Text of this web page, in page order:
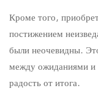
Кроме того,
постижением
были неочевидны.
между ожиданиями и
радость от итога.